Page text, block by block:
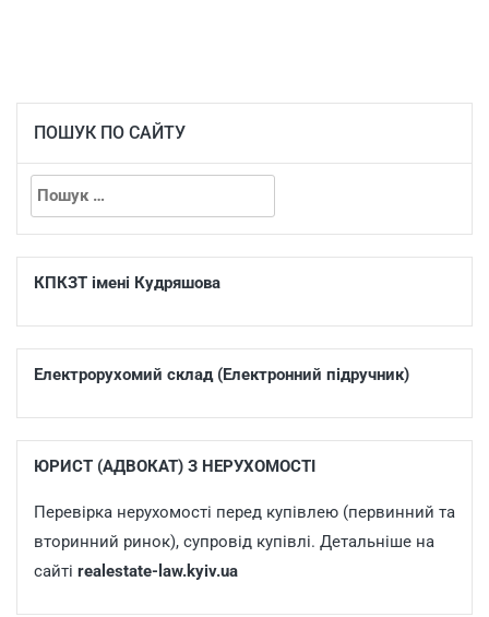
ПОШУК ПО САЙТУ
КПКЗТ імені Кудряшова
Електрорухомий склад (Електронний підручник)
ЮРИСТ (АДВОКАТ) З НЕРУХОМОСТІ
Перевірка нерухомості перед купівлею (первинний та
вторинний ринок), супровід купівлі. Детальніше на
сайті realestate-law.kyiv.ua